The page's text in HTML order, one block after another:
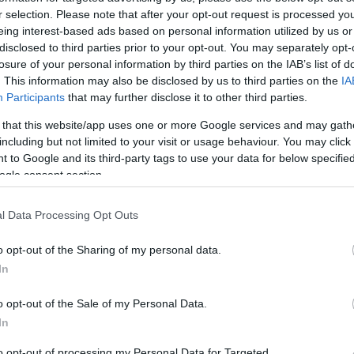
selection. Please note that after your opt-out request is processed
interest-based ads based on personal information utilized by us
to third parties prior to your opt-out. You may separately
of your personal information by third parties on the IAB’s list of
This information may also be disclosed by us to third parties on the
Participants that may further disclose it to other third parties.
that this website/app uses one or more Google services and may
but not limited to your visit or usage behaviour. You may
to Google and its third-party tags to use your data for below
consent section.
Data Processing Opt Outs
opt-out of the Sharing of my personal data.
opt-out of the Sale of my Personal Data.
vagy
borkóstolón? És ugye te is hallottad már, ahogy a
mintha csak a vasárnapi húsleves összetevőit
mersz visszakérdezni, mert melletted mindenki
tannin színes tippek sznob borkóstoló
A